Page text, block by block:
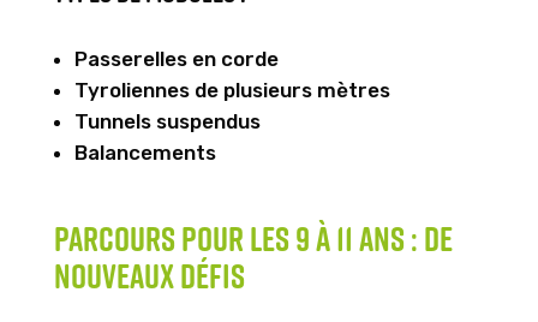
Passerelles en corde
Tyroliennes de plusieurs mètres
Tunnels suspendus
Balancements
Parcours pour les 9 à 11 ans : de
nouveaux défis